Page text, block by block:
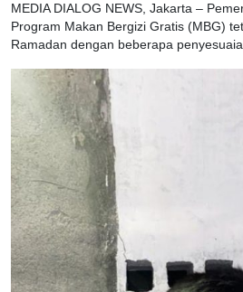
MEDIA DIALOG NEWS, Jakarta –
Program Makan Bergizi Gratis (MBG)
Ramadan dengan beberapa